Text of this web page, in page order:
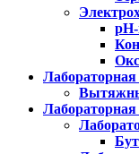
Лабораторная
Лабораторная